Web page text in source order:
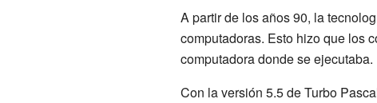
A partir de los años 90, la
computadoras. Esto hizo que los
computadora donde se ejecutaba.
Con la versión 5.5 de Turbo